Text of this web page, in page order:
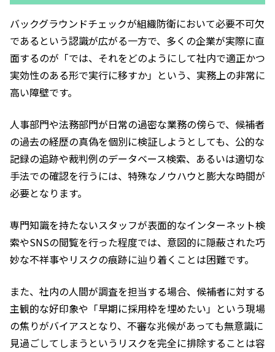
バックグラウンドチェックが組織防衛において必要不可欠
であるという認識が広がる一方で、多くの企業が実際に直
面するのが「では、それをどのようにして社内で適正かつ
実効性のある形で実行に移すか」という、実務上の非常に
高い障壁です。
人事部門や法務部門が日常の過密な業務の傍らで、候補者
の過去の経歴の真偽を個別に検証しようとしても、公的な
記録の追跡や裁判例のデータベース検索、あるいは適切な
手法での確認を行うには、特殊なノウハウと膨大な時間が
必要となります。
専門知識を持たないスタッフが表面的なインターネット検
索やSNSの閲覧を行った程度では、意図的に隠蔽された巧
妙な不祥事やリスクの痕跡に辿り着くことは困難です。
また、社内の人間が調査を担当する場合、候補者に対する
主観的な好印象や「早期に採用枠を埋めたい」という現場
の焦りがバイアスとなり、不審な兆候があっても無意識に
見過ごしてしまうというリスクを完全に排除することは容